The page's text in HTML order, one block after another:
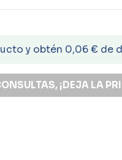
y obtén 0,06 € de
¡DEJA LA